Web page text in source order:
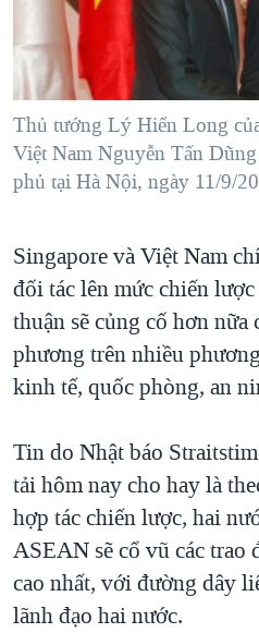
NGƯỜI VIỆT HẢI NGOẠI
ĐỜI SỐNG
KINH TẾ
KHOA HỌC
SỨC KHOẺ
THỂ THAO
GIÁO DỤC
TẠI
HÀNH TRÌNH BẦU CỬ 2024
MỘT NĂM CHIẾN TRANH TẠI
GIẢI MÃ VÀNH ĐAI & CON
NGÀY TỊ NẠN THẾ GIỚI
CHI PHÍ CHIẾN TRANH
CÁC GIÁ TRỊ CỘNG HÒA Ở
THƯỢNG ĐỈNH TRUMP-KIM
TRỊNH VĨNH BÌNH VS. CHÍNH
BÊN KIA QUỐC LỘ: TIẾNG
QUAN HỆ VIỆT MỸ
VIDEO
NGHE
MẠNG XÃ HỘI
Thủ tướng Lý Hiển Long
Việt Nam Nguyễn Tấn
phủ tại Hà Nội, ngày 11/9/
Singapore và Việt Nam
đối tác lên mức chiến
thuận sẽ củng cố hơn nữa
phương trên nhiều
kinh tế, quốc phòng, an
Tin do Nhật báo
tải hôm nay cho hay là
hợp tác chiến lược, hai
ASEAN sẽ cổ vũ các trao
cao nhất, với đường dây
lãnh đạo hai nước.